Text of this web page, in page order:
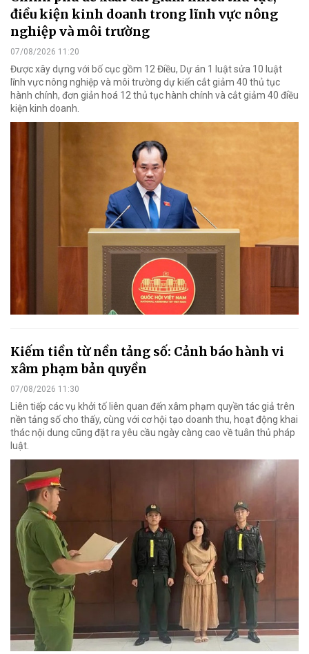
điều kiện kinh doanh trong lĩnh vực nông
nghiệp và môi trường
07/08/2026 11:20
Được xây dựng với bố cục gồm 12 Điều, Dự án 1 luật sửa 10 luật
lĩnh vực nông nghiệp và môi trường dự kiến cắt giảm 40 thủ tục
hành chính, đơn giản hoá 12 thủ tục hành chính và cắt giảm 40 điều
kiện kinh doanh.
Kiếm tiền từ nền tảng số: Cảnh báo hành vi
xâm phạm bản quyền
07/08/2026 11:30
Liên tiếp các vụ khởi tố liên quan đến xâm phạm quyền tác giả trên
nền tảng số cho thấy, cùng với cơ hội tạo doanh thu, hoạt động khai
thác nội dung cũng đặt ra yêu cầu ngày càng cao về tuân thủ pháp
luật.